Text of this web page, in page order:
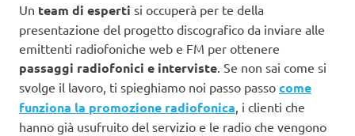
Un team di esperti si occuperà per te della
presentazione del progetto discografico da inviare alle
emittenti radiofoniche web e FM per ottenere
passaggi radiofonici e interviste . Se non sai come si
svolge il lavoro, ti spieghiamo noi passo passo come
funziona la promozione radiofonica , i clienti che
hanno già usufruito del servizio e le radio che vengono